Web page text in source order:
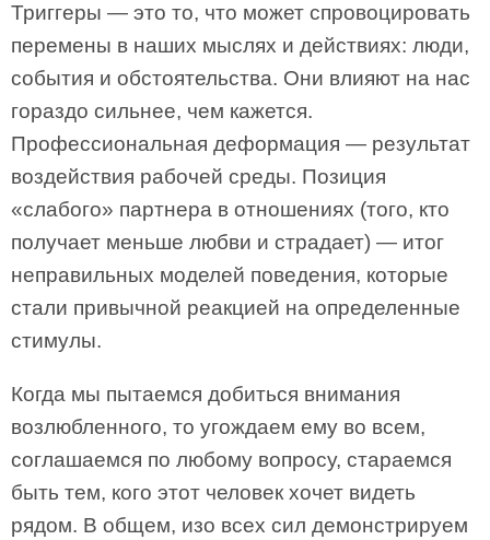
Триггеры — это то, что может спровоцировать
перемены в наших мыслях и действиях: люди,
события и обстоятельства. Они влияют на нас
гораздо сильнее, чем кажется.
Профессиональная деформация — результат
воздействия рабочей среды. Позиция
«слабого» партнера в отношениях (того, кто
получает меньше любви и страдает) — итог
неправильных моделей поведения, которые
стали привычной реакцией на определенные
стимулы.
Когда мы пытаемся добиться внимания
возлюбленного, то угождаем ему во всем,
соглашаемся по любому вопросу, стараемся
быть тем, кого этот человек хочет видеть
рядом. В общем, изо всех сил демонстрируем